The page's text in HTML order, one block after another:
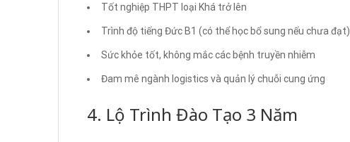
Tốt nghiệp THPT loại Khá trở lên
Trình độ tiếng Đức B1 (có thể học bổ sung nếu chưa đạt)
Sức khỏe tốt, không mắc các bệnh truyền nhiễm
Đam mê ngành logistics và quản lý chuỗi cung ứng
4. Lộ Trình Đào Tạo 3 Năm